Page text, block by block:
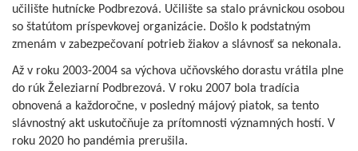
učilište hutnícke Podbrezová. Učilište sa stalo právnickou osobou
so štatútom príspevkovej organizácie. Došlo k podstatným
zmenám v zabezpečovaní potrieb žiakov a slávnosť sa nekonala.
Až v roku 2003-2004 sa výchova učňovského dorastu vrátila plne
do rúk Železiarní Podbrezová. V roku 2007 bola tradícia
obnovená a každoročne, v posledný májový piatok, sa tento
slávnostný akt uskutočňuje za prítomnosti významných hostí. V
roku 2020 ho pandémia prerušila.